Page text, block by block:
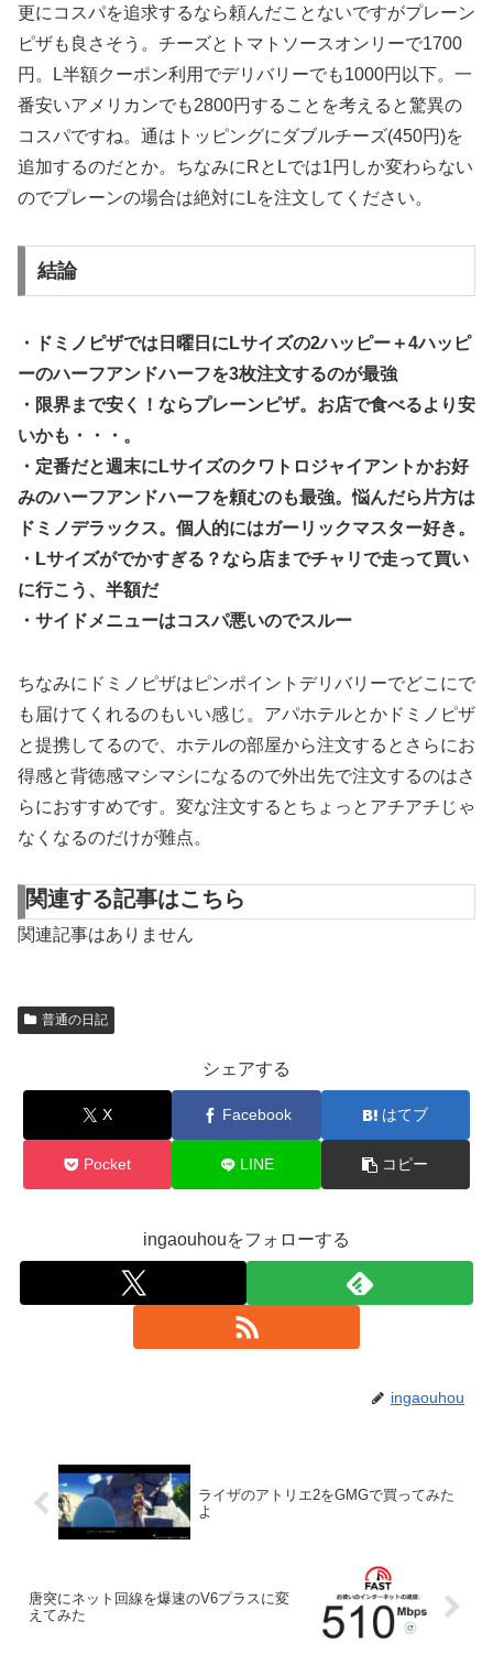
更にコスパを追求するなら頼んだことないですがプレーン
ピザも良さそう。チーズとトマトソースオンリーで1700
円。L半額クーポン利用でデリバリーでも1000円以下。一
番安いアメリカンでも2800円することを考えると驚異の
コスパですね。通はトッピングにダブルチーズ(450円)を
追加するのだとか。ちなみにRとLでは1円しか変わらない
のでプレーンの場合は絶対にLを注文してください。
結論
・ドミノピザでは日曜日にLサイズの2ハッピー＋4ハッピ
ーのハーフアンドハーフを3枚注文するのが最強
・限界まで安く！ならプレーンピザ。お店で食べるより安
いかも・・・。
・定番だと週末にLサイズのクワトロジャイアントかお好
みのハーフアンドハーフを頼むのも最強。悩んだら片方は
ドミノデラックス。個人的にはガーリックマスター好き。
・Lサイズがでかすぎる？なら店までチャリで走って買い
に行こう、半額だ
・サイドメニューはコスパ悪いのでスルー
ちなみにドミノピザはピンポイントデリバリーでどこにで
も届けてくれるのもいい感じ。アパホテルとかドミノピザ
と提携してるので、ホテルの部屋から注文するとさらにお
得感と背徳感マシマシになるので外出先で注文するのはさ
らにおすすめです。変な注文するとちょっとアチアチじゃ
なくなるのだけが難点。
関連する記事はこちら
関連記事はありません
普通の日記
シェアする
X Facebook はてブ
Pocket LINE コピー
ingaouhouをフォローする
ingaouhou
ライザのアトリエ2をGMGで買ってみた
よ
唐突にネット回線を爆速のV6プラスに変
えてみた